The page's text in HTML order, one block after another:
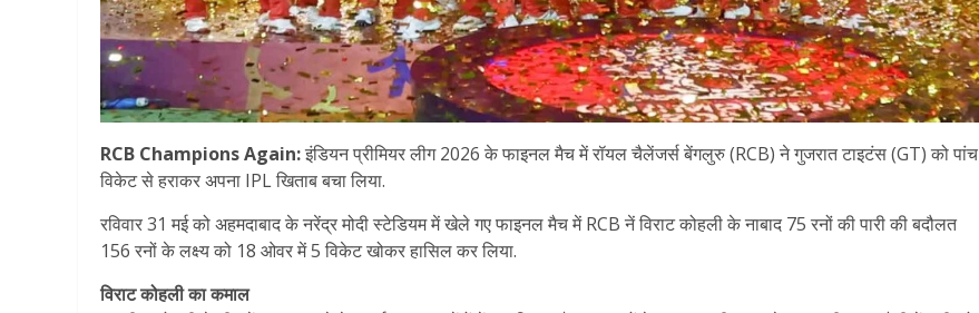
RCB Champions Again:इंडियन प्रीमियर लीग 2026 के फाइनल मैच में रॉयल चैलेंजर्स बेंगलुरु (RCB) ने गुजरात टाइटंस (GT) को पांच
विकेट से हराकर अपना IPL खिताब बचा लिया.
रविवार 31 मई को अहमदाबाद के नरेंद्र मोदी स्टेडियम में खेले गए फाइनल मैच में RCB नें विराट कोहली के नाबाद 75 रनों की पारी की बदौलत
156 रनों के लक्ष्य को 18 ओवर में 5 विकेट खोकर हासिल कर लिया.
विराट कोहली का कमाल